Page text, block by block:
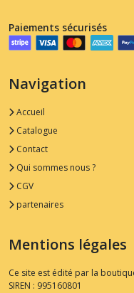
Paiements sécurisés
Navigation
Accueil
Catalogue
Contact
Qui sommes nous ?
CGV
partenaires
Mentions légales
Ce site est édité par la
SIREN : 995160801